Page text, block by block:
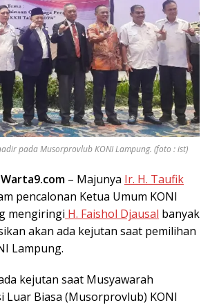
pada Musorprovlub KONI Lampung. (foto : ist)
– Majunya Ir. H. Taufik
pencalonan Ketua Umum KONI
mengiringi H. Faishol Djausal banyak
akan ada kejutan saat pemilihan
Lampung.
kejutan saat Musyawarah
Luar Biasa (Musorprovlub) KONI